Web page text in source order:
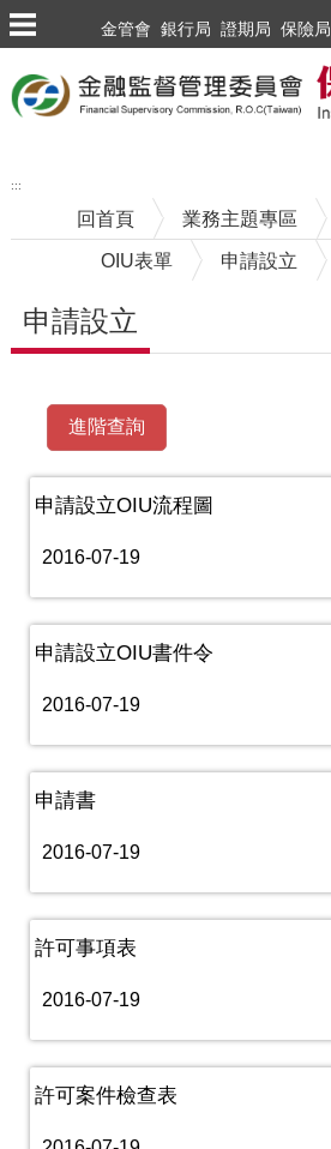
跳到主要內容區塊
金管會 銀行局 證期局 保險局
:::
回首頁 業務主題專區
OIU表單 申請設立
申請設立
申請設立OIU流程圖
2016-07-19
申請設立OIU書件令
2016-07-19
申請書
2016-07-19
許可事項表
2016-07-19
許可案件檢查表